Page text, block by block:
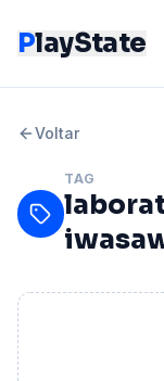
PlayState
Voltar
TAG